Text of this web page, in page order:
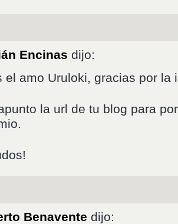
Encinas dijo:
el amo Uruloki, gracias por la
la url de tu blog para
Benavente dijo: